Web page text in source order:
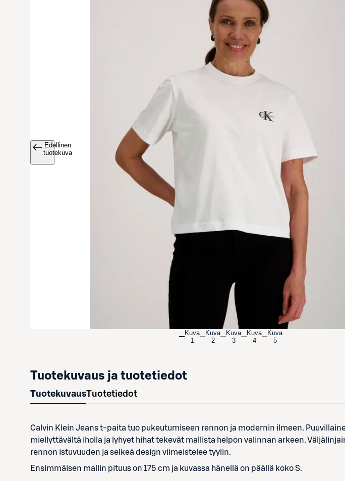
Edellinen
tuotekuva
Kuva
1
Kuva
2
Kuva
3
Kuva
4
Kuva
5
Tuotekuvaus ja tuotetiedot
TuotekuvausTuotetiedot
Calvin Klein Jeans t-paita tuo pukeutumiseen rennon ja modernin ilmeen.
miellyttävältä iholla ja lyhyet hihat tekevät mallista helpon valinnan arkeen.
rennon istuvuuden ja selkeä design viimeistelee tyylin.
Ensimmäisen mallin pituus on 175 cm ja kuvassa hänellä on päällä koko S.